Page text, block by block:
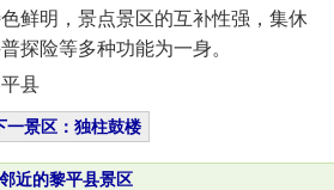
鲜明，景点景区的互补性强，集休
探险等多种功能为一身。
县
一景区：独柱鼓楼
邻近的黎平县景区